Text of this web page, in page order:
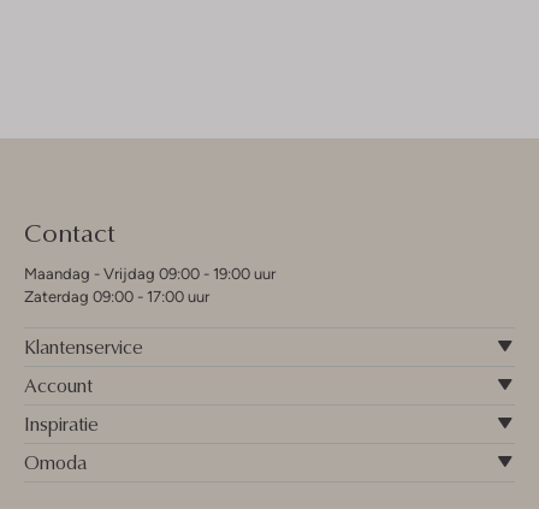
Contact
Maandag - Vrijdag 09:00 - 19:00 uur
Zaterdag 09:00 - 17:00 uur
Klantenservice
Account
Inspiratie
Omoda